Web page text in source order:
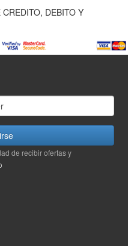
DEBITO Y
de recibir ofertas y